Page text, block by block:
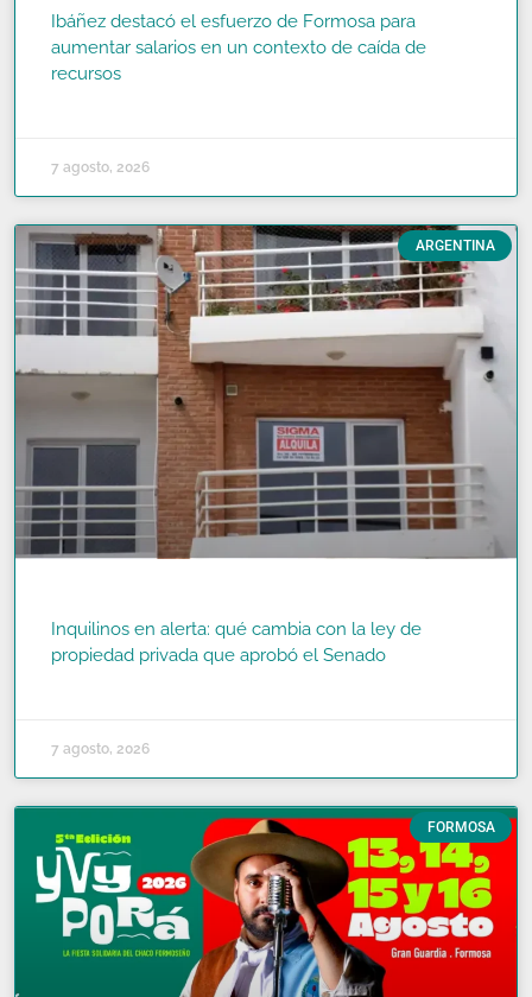
Ibáñez destacó el esfuerzo de Formosa para
aumentar salarios en un contexto de caída de
recursos
7 agosto, 2026
ARGENTINA
Inquilinos en alerta: qué cambia con la ley de
propiedad privada que aprobó el Senado
7 agosto, 2026
FORMOSA